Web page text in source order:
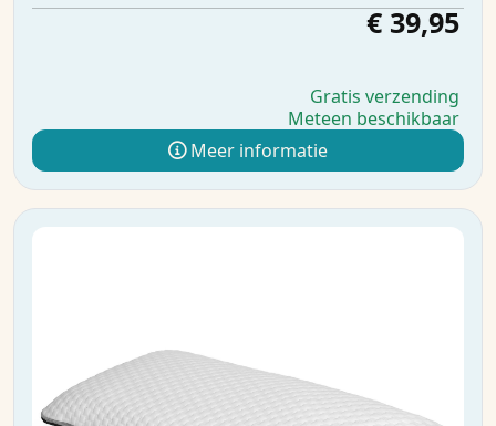
€ 39,95
Gratis verzending
Meteen beschikbaar
Meer informatie